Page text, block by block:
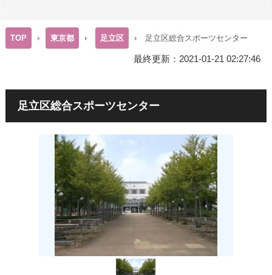
TOP 東京都 足立区 足立区総合スポーツセンター
最終更新：2021-01-21 02:27:46
足立区総合スポーツセンター